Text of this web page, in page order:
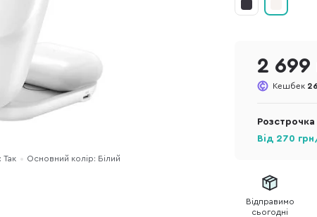
Так Основний колір: Білий
2 699
Кешбек
Від 270
Відправимо
сьогодні